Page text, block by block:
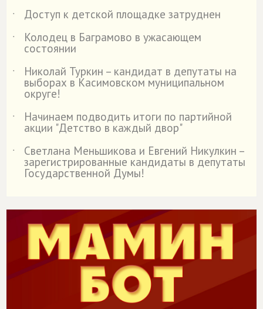
˙
Доступ к детской площадке затруднен
˙
Колодец в Баграмово в ужасающем
состоянии
˙
Николай Туркин – кандидат в депутаты на
выборах в Касимовском муниципальном
округе!
˙
Начинаем подводить итоги по партийной
акции "Детство в каждый двор"
˙
Светлана Меньшикова и Евгений Никулкин –
зарегистрированные кандидаты в депутаты
Государственной Думы!